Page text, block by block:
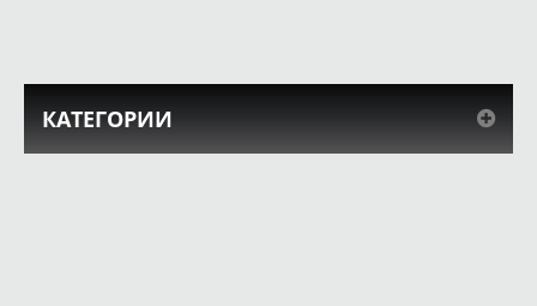
КАТЕГОРИИ